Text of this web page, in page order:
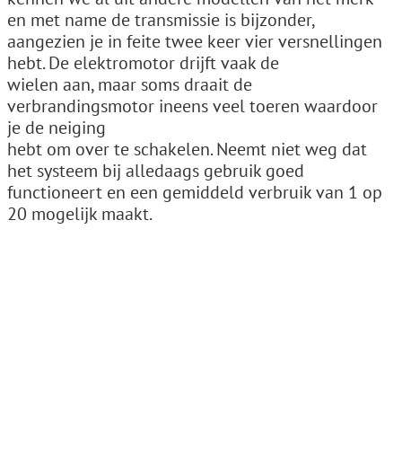
en met name de transmissie is bijzonder,
aangezien je in feite twee keer vier versnellingen
hebt. De elektromotor drijft vaak de
wielen aan, maar soms draait de
verbrandingsmotor ineens veel toeren waardoor
je de neiging
hebt om over te schakelen. Neemt niet weg dat
het systeem bij alledaags gebruik goed
functioneert en een gemiddeld verbruik van 1 op
20 mogelijk maakt.